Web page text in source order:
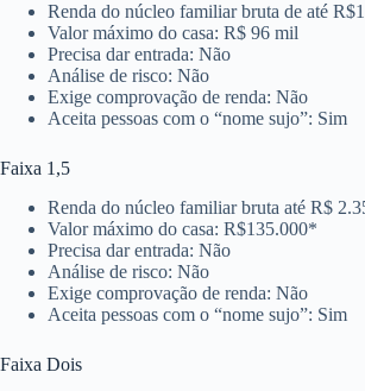
Renda do núcleo familiar bruta de até
Valor máximo do casa: R$ 96 mil
Precisa dar entrada: Não
Análise de risco: Não
Exige comprovação de renda: Não
Aceita pessoas com o “nome sujo”: Sim
Faixa 1,5
Renda do núcleo familiar bruta até R$
Valor máximo do casa: R$135.000*
Precisa dar entrada: Não
Análise de risco: Não
Exige comprovação de renda: Não
Aceita pessoas com o “nome sujo”: Sim
Faixa Dois